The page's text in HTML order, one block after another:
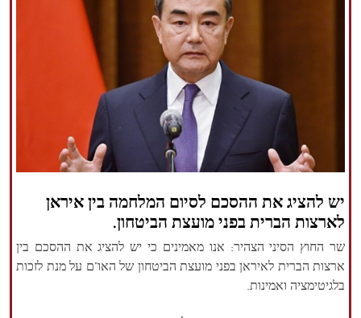
فارسي|
English
| العربيه
עברית русский 中文
|
הזכויות שמורות נור ניוז
יש להציג את ההסכם לסיום המלחמה בין איראן
לארצות הברית בפני מועצת הביטחון.
שר החוץ הסיני הצהיר: אנו מאמינים כי יש להציג את ההסכם בין
ארצות הברית לאיראן בפני מועצת הביטחון של האו"ם על מנת לזכות
בלגיטימציה ואמינות.